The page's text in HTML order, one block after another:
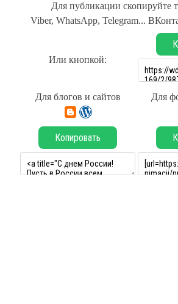
Для публикации скопируйте
Viber, WhatsApp, Telegram...
Или кнопкой:
Для блогов и сайтов Для
Копировать